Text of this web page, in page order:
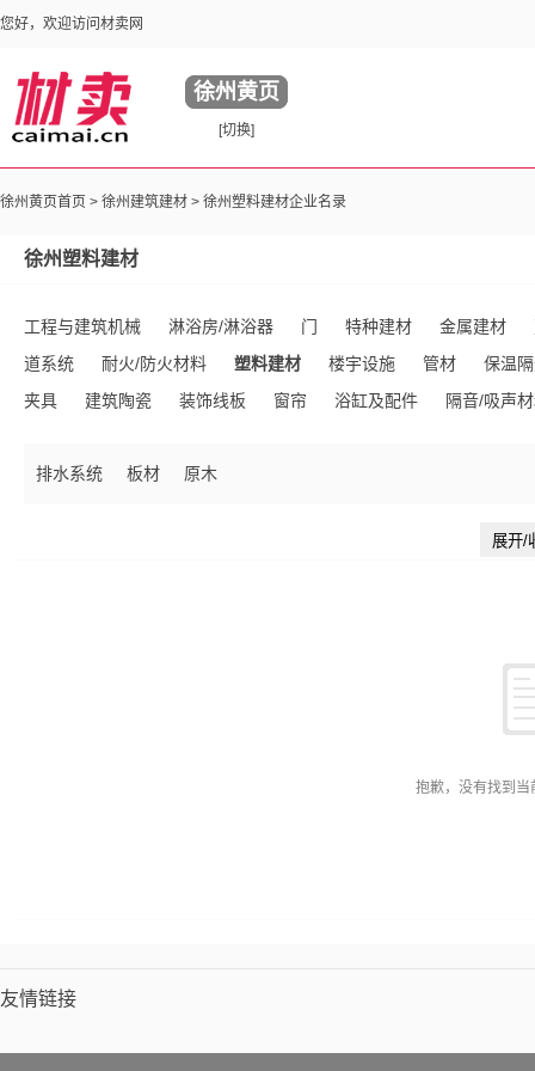
您好，欢迎访问材卖网
徐州黄页
[切换]
徐州黄页首页 > 徐州建筑建材 > 徐州塑料建材企业名录
徐州塑料建材
工程与建筑机械 淋浴房/淋浴器 门 特种建材 金属建材
道系统
耐火/防火材料 塑料建材 楼宇设施 管材
保温
夹具
建筑陶瓷 装饰线板 窗帘 浴缸及配件
隔音/吸声
动房
模具 卫浴用五金件
排水系统 板材 原木
展开/
抱歉，没有找到
友情链接